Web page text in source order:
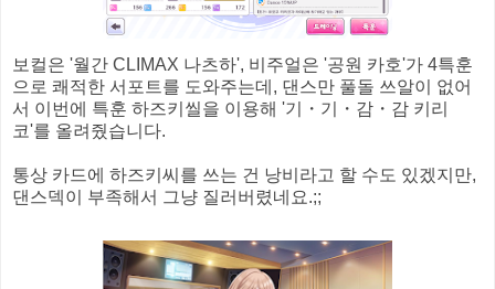
보컬은 '월간 CLIMAX 나츠하', 비주얼은 '공원 카호'가 4특훈
으로 쾌적한 서포트를 도와주는데, 댄스만 풀돌 쓰알이 없어
서 이번에 특훈 하즈키씰을 이용해 '기・기・감・감 키리
코'를 올려줬습니다.
통상 카드에 하즈키씨를 쓰는 건 낭비라고 할 수도 있겠지만,
댄스덱이 부족해서 그냥 질러버렸네요.;;